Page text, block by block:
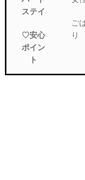
ステイ
♡安心
ポイン
ト
ご
り